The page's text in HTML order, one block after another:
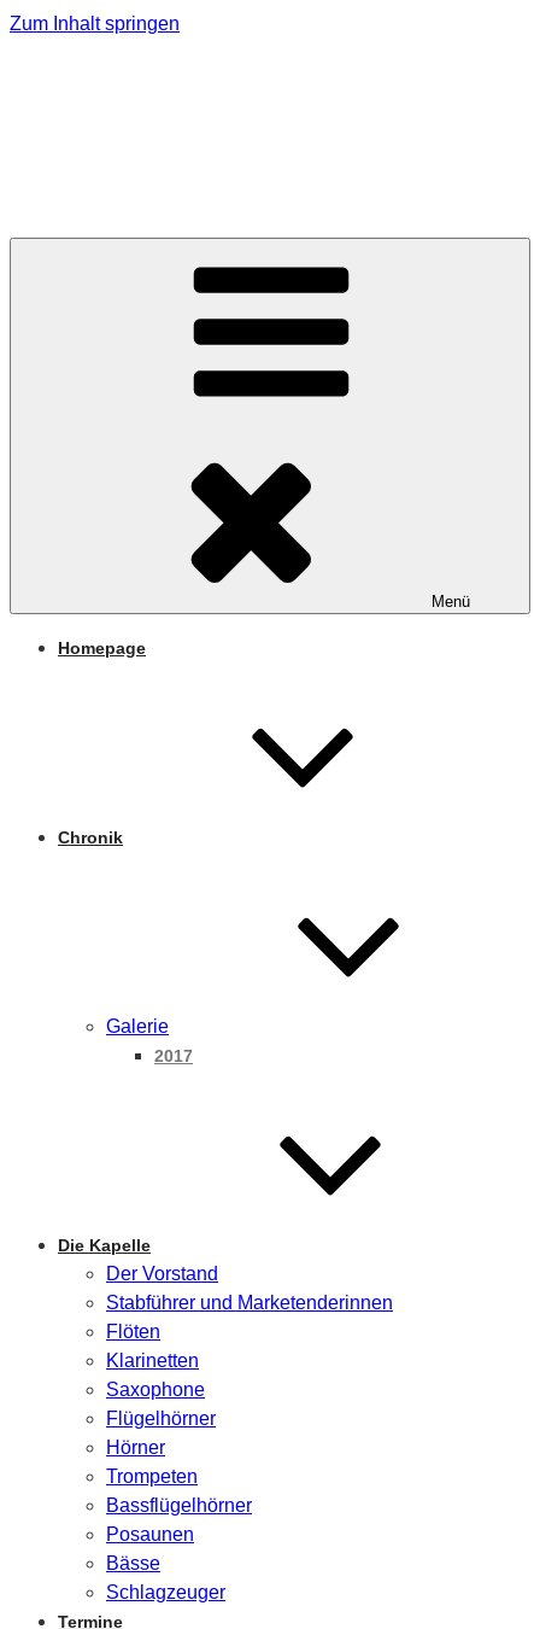
Zum Inhalt springen
Menü
Homepage
Chronik
Galerie
2017
Die Kapelle
Der Vorstand
Stabführer und Marketenderinnen
Flöten
Klarinetten
Saxophone
Flügelhörner
Hörner
Trompeten
Bassflügelhörner
Posaunen
Bässe
Schlagzeuger
Termine